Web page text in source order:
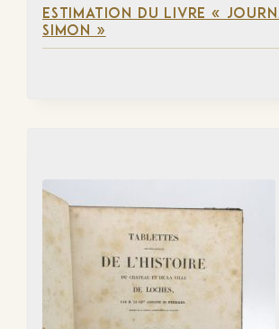
ESTIMATION DU LIVRE «
SIMON »